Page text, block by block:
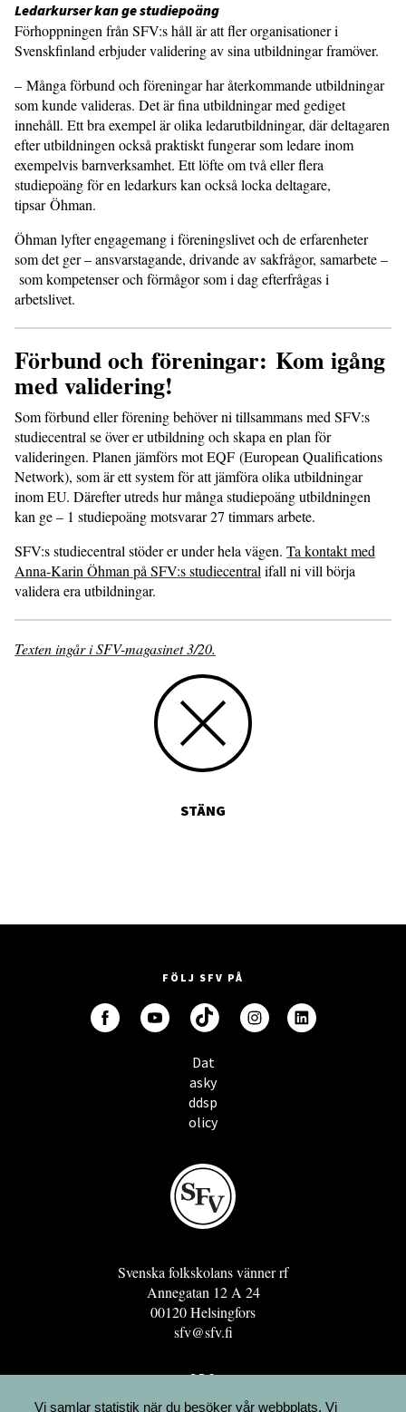
Ledarkurser kan ge studiepoäng
Förhoppningen från SFV:s håll är att fler organisationer i
Svenskfinland erbjuder validering av sina utbildningar framöver.
– Många förbund och föreningar har återkommande utbildningar
som kunde valideras. Det är fina utbildningar med gediget
innehåll. Ett bra exempel är olika ledarutbildningar, där deltagaren
efter utbildningen också praktiskt fungerar som ledare inom
exempelvis barnverksamhet. Ett löfte om två eller flera
studiepoäng för en ledarkurs kan också locka deltagare,
tipsar Öhman.
Öhman lyfter engagemang i föreningslivet och de erfarenheter
som det ger – ansvarstagande, drivande av sakfrågor, samarbete –
som kompetenser och förmågor som i dag efterfrågas i
arbetslivet.
Förbund och föreningar: Kom igång
med validering!
Som förbund eller förening behöver ni tillsammans med SFV:s
studiecentral se över er utbildning och skapa en plan för
valideringen. Planen jämförs mot EQF (European Qualifications
Network), som är ett system för att jämföra olika utbildningar
inom EU. Därefter utreds hur många studiepoäng utbildningen
kan ge – 1 studiepoäng motsvarar 27 timmars arbete.
SFV:s studiecentral stöder er under hela vägen. Ta kontakt med
Anna-Karin Öhman på SFV:s studiecentral ifall ni vill börja
validera era utbildningar.
Texten ingår i SFV-magasinet 3/20.
STÄNG
FÖLJ SFV PÅ
Dat
asky
ddsp
olicy
Svenska folkskolans vänner rf
Annegatan 12 A 24
00120 Helsingfors
sfv@sfv.fi
GRO
FÖRENINGSRESURSEN
Vi samlar statistik när du besöker vår webbplats. Vi